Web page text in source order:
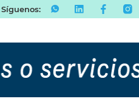
Síguenos: